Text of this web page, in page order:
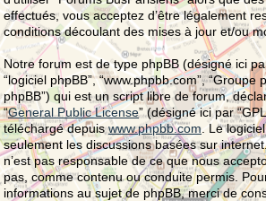
effectués, vous acceptez d’être légalement
conditions découlant des mises à jour et/ou
Notre forum est de type phpBB (désigné ici par
“logiciel phpBB”, “www.phpbb.com”, “Groupe
phpBB”) qui est un script libre de forum,
“General Public License” (désigné ici par
téléchargé depuiswww.phpbb.com . Le
seulement les discussions basées sur
n’est pas responsable de ce que nous
pas, comme contenu ou conduite permis.
informations au sujet de phpBB, merci de